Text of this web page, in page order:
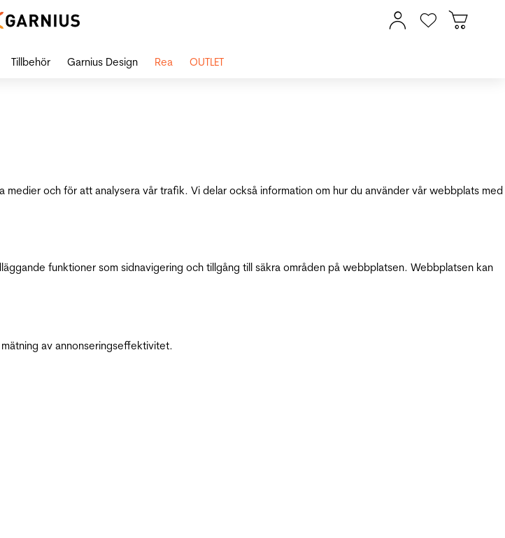
och för att analysera vår trafik. Vi delar också information om hur du använder vår webbplats med
funktioner som sidnavigering och tillgång till säkra områden på webbplatsen. Webbplatsen kan
av annonseringseffektivitet.
Tillbehör Garnius Design Rea OUTLET